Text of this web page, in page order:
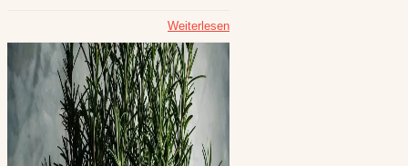
Weiterlesen